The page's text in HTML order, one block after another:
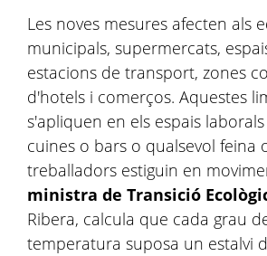
Les noves mesures afecten als
municipals, supermercats,
estacions de transport, zones
d'hotels i comerços. Aquestes
s'apliquen en els espais
cuines o bars o qualsevol feina
treballadors estiguin en
ministra de Transició
Ribera, calcula que cada grau
temperatura suposa un estalvi